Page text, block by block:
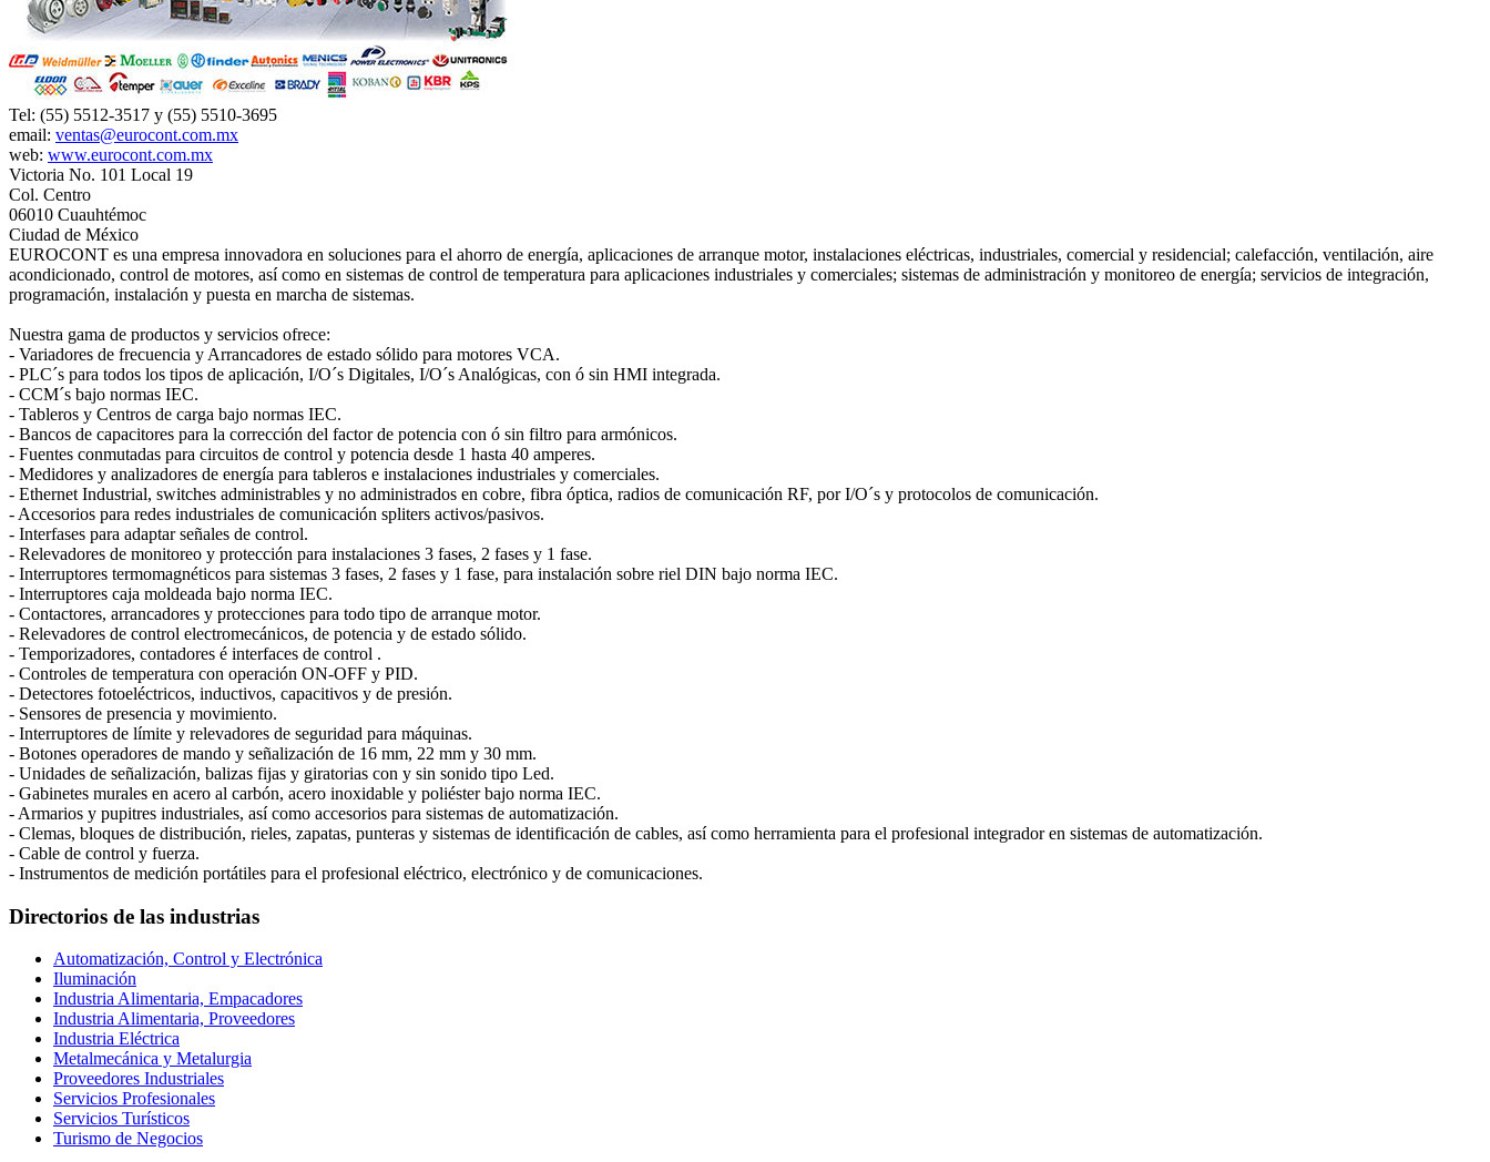
Tel: (55) 5512-3517 y (55) 5510-3695
email: ventas@eurocont.com.mx
web: www.eurocont.com.mx
Victoria No. 101 Local 19
Col. Centro
06010 Cuauhtémoc
Ciudad de México
EUROCONT es una empresa innovadora en soluciones para el ahorro de energía, aplicaciones de arranque motor, instalaciones eléctricas, industriales, comercial y residencial; calefacción, ventilación, aire
acondicionado, control de motores, así como en sistemas de control de temperatura para aplicaciones industriales y comerciales; sistemas de administración y monitoreo de energía; servicios de integración,
programación, instalación y puesta en marcha de sistemas.
Nuestra gama de productos y servicios ofrece:
- Variadores de frecuencia y Arrancadores de estado sólido para motores VCA.
- PLC´s para todos los tipos de aplicación, I/O´s Digitales, I/O´s Analógicas, con ó sin HMI integrada.
- CCM´s bajo normas IEC.
- Tableros y Centros de carga bajo normas IEC.
- Bancos de capacitores para la corrección del factor de potencia con ó sin filtro para armónicos.
- Fuentes conmutadas para circuitos de control y potencia desde 1 hasta 40 amperes.
- Medidores y analizadores de energía para tableros e instalaciones industriales y comerciales.
- Ethernet Industrial, switches administrables y no administrados en cobre, fibra óptica, radios de comunicación RF, por I/O´s y protocolos de comunicación.
- Accesorios para redes industriales de comunicación spliters activos/pasivos.
- Interfases para adaptar señales de control.
- Relevadores de monitoreo y protección para instalaciones 3 fases, 2 fases y 1 fase.
- Interruptores termomagnéticos para sistemas 3 fases, 2 fases y 1 fase, para instalación sobre riel DIN bajo norma IEC.
- Interruptores caja moldeada bajo norma IEC.
- Contactores, arrancadores y protecciones para todo tipo de arranque motor.
- Relevadores de control electromecánicos, de potencia y de estado sólido.
- Temporizadores, contadores é interfaces de control .
- Controles de temperatura con operación ON-OFF y PID.
- Detectores fotoeléctricos, inductivos, capacitivos y de presión.
- Sensores de presencia y movimiento.
- Interruptores de límite y relevadores de seguridad para máquinas.
- Botones operadores de mando y señalización de 16 mm, 22 mm y 30 mm.
- Unidades de señalización, balizas fijas y giratorias con y sin sonido tipo Led.
- Gabinetes murales en acero al carbón, acero inoxidable y poliéster bajo norma IEC.
- Armarios y pupitres industriales, así como accesorios para sistemas de automatización.
- Clemas, bloques de distribución, rieles, zapatas, punteras y sistemas de identificación de cables, así como herramienta para el profesional integrador en sistemas de automatización.
- Cable de control y fuerza.
- Instrumentos de medición portátiles para el profesional eléctrico, electrónico y de comunicaciones.
Directorios de las industrias
Automatización, Control y Electrónica
Iluminación
Industria Alimentaria, Empacadores
Industria Alimentaria, Proveedores
Industria Eléctrica
Metalmecánica y Metalurgia
Proveedores Industriales
Servicios Profesionales
Servicios Turísticos
Turismo de Negocios